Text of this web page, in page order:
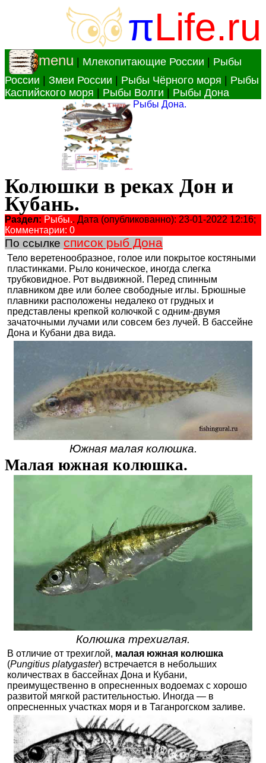
πLife.ru
menu Млекопитающие России
Рыбы
России
Змеи России Рыбы Чёрного моря
Рыбы
Каспийского моря
Рыбы Волги Рыбы Дона
Рыбы Дона.
Колюшки в реках Дон и
Кубань.
Раздел: Рыбы.. Дата (опубликованно): 23-01-2022 12:16;
Комментарии: 0
По ссылке список рыб Дона
Тело веретенообразное, голое или покрытое костяными
пластинками. Рыло коническое, иногда слегка
трубковидное. Рот выдвижной. Перед спинным
плавником две или более свободные иглы. Брюшные
плавники расположены недалеко от грудных и
представлены крепкой колючкой с одним-двумя
зачаточными лучами или совсем без лучей. В бассейне
Дона и Кубани два вида.
Южная малая колюшка.
Малая южная колюшка.
Колюшка трехиглая.
В отличие от трехиглой, малая южная колюшка
(Pungitius platygaster) встречается в небольших
количествах в бассейнах Дона и Кубани,
преимущественно в опресненных водоемах с хорошо
развитой мягкой растительностью. Иногда — в
опресненных участках моря и в Таганрогском заливе.